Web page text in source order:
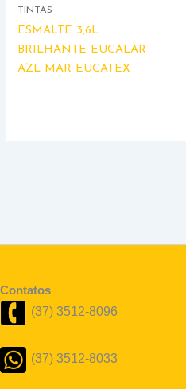
TINTAS
ESMALTE 3,6L
BRILHANTE EUCALAR
AZL MAR EUCATEX
Contatos
(37) 3512-8096
(37) 3512-8033